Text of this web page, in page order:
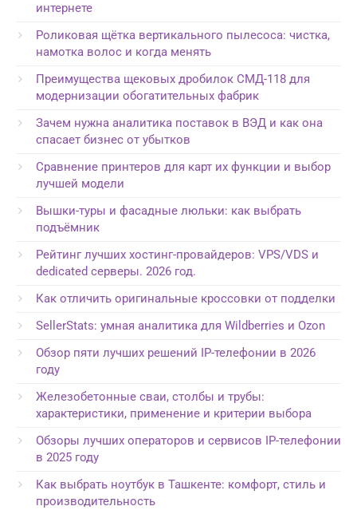
интернете
Роликовая щётка вертикального пылесоса: чистка,
намотка волос и когда менять
Преимущества щековых дробилок СМД-118 для
модернизации обогатительных фабрик
Зачем нужна аналитика поставок в ВЭД и как она
спасает бизнес от убытков
Сравнение принтеров для карт их функции и выбор
лучшей модели
Вышки-туры и фасадные люльки: как выбрать
подъёмник
Рейтинг лучших хостинг-провайдеров: VPS/VDS и
dedicated серверы. 2026 год.
Как отличить оригинальные кроссовки от подделки
SellerStats: умная аналитика для Wildberries и Ozon
Обзор пяти лучших решений IP-телефонии в 2026
году
Железобетонные сваи, столбы и трубы:
характеристики, применение и критерии выбора
Обзоры лучших операторов и сервисов IP-телефонии
в 2025 году
Как выбрать ноутбук в Ташкенте: комфорт, стиль и
производительность